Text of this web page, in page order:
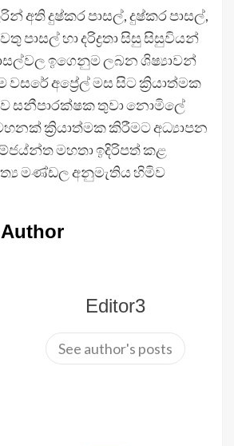
අති දුෂ්කර පාසල්, දුෂ්කර පාසල්,
පාසල් හා දරිද්‍රතා සිසු සිසුවියන්
ඉගෙනුම ලබන ශිෂ්‍යාවන්
වසරේ අප්‍රේල් මස සිට ක්‍රියාත්මක
සනීපාරක්ෂක තුවා නොමිලේ
ක්‍රියාත්මක කිරීමට අධ්‍යාපන
මහතා ඉදිරිපත් කළ
මණ්ඩල අනුමැතිය හිමිව
Editor3
See author's posts